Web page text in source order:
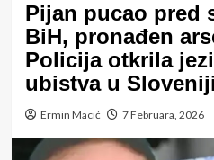
Pijan pucao pred
BiH, pronađen
Policija otkrila
ubistva u Sloveniji
Ermin Macić 7 Februara, 2026